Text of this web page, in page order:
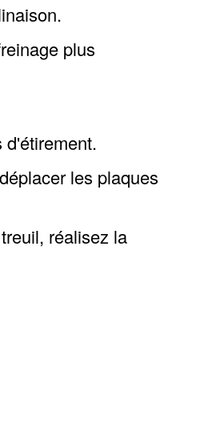
plus
d'étirement.
les plaques
réalisez la